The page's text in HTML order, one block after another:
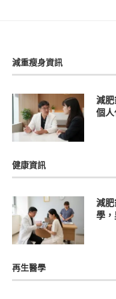
減重瘦身資訊
減
個
健康資訊
減
學
再生醫學